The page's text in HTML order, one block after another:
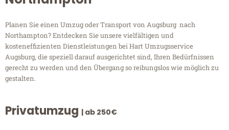
Planen Sie einen Umzug oder Transport von Augsburg nach
Northampton? Entdecken Sie unsere vielfältigen und
kosteneffizienten Dienstleistungen bei Hart Umzugsservice
Augsburg, die speziell darauf ausgerichtet sind, Ihren Bedürfnissen
gerecht zu werden und den Übergang so reibungslos wie möglich zu
gestalten.
Privatumzug | ab 250€